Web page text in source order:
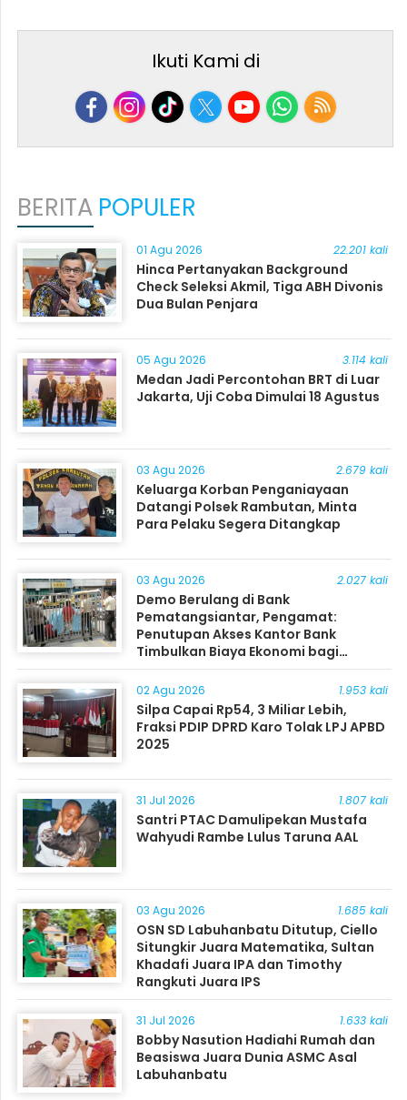
Ikuti Kami di
BERITA POPULER
01 Agu 2026 22.201 kali
Hinca Pertanyakan Background
Check Seleksi Akmil, Tiga ABH Divonis
Dua Bulan Penjara
05 Agu 2026 3.114 kali
Medan Jadi Percontohan BRT di Luar
Jakarta, Uji Coba Dimulai 18 Agustus
03 Agu 2026 2.679 kali
Keluarga Korban Penganiayaan
Datangi Polsek Rambutan, Minta
Para Pelaku Segera Ditangkap
03 Agu 2026 2.027 kali
Demo Berulang di Bank
Pematangsiantar, Pengamat:
Penutupan Akses Kantor Bank
Timbulkan Biaya Ekonomi bagi
Masyarakat
02 Agu 2026 1.953 kali
Silpa Capai Rp54, 3 Miliar Lebih,
Fraksi PDIP DPRD Karo Tolak LPJ APBD
2025
31 Jul 2026 1.807 kali
Santri PTAC Damulipekan Mustafa
Wahyudi Rambe Lulus Taruna AAL
03 Agu 2026 1.685 kali
OSN SD Labuhanbatu Ditutup, Ciello
Situngkir Juara Matematika, Sultan
Khadafi Juara IPA dan Timothy
Rangkuti Juara IPS
31 Jul 2026 1.633 kali
Bobby Nasution Hadiahi Rumah dan
Beasiswa Juara Dunia ASMC Asal
Labuhanbatu